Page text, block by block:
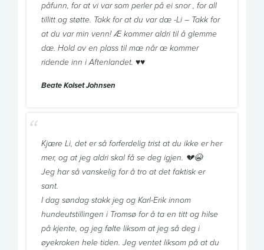
påfunn, for at vi var som perler på ei snor , for all
tillitt og støtte. Takk for at du var dæ -Li – Takk for
at du var min venn! Æ kommer aldri til å glemme
dæ. Hold av en plass til mæ når æ kommer
ridende inn i Aftenlandet. ♥️♥️
Beate Kolset Johnsen
Kjære Li, det er så forferdelig trist at du ikke er her
mer, og at jeg aldri skal få se deg igjen. 💔😭
Jeg har så vanskelig for å tro at det faktisk er
sant.
I dag søndag stakk jeg og Karl-Erik innom
hundeutstillingen i Tromsø for å ta en titt og hilse
på kjente, og jeg følte liksom at jeg så deg i
øyekroken hele tiden. Jeg ventet liksom på at du